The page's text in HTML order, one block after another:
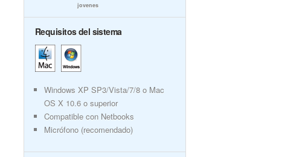
jovenes
Requisitos del sistema
Windows XP SP3/Vista/7/8 o Mac
OS X 10.6 o superior
Compatible con Netbooks
Micrófono (recomendado)